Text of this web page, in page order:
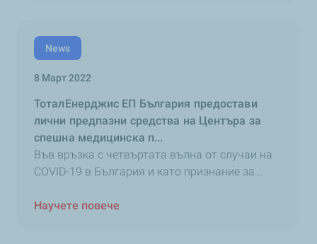
News
8 Март 2022
ТоталЕнерджис ЕП България предостави
лични предпазни средства на Центъра за
спешна медицинска п...
Във връзка с четвъртата вълна от случаи на
COVID-19 в България и като признание за...
Научете повече